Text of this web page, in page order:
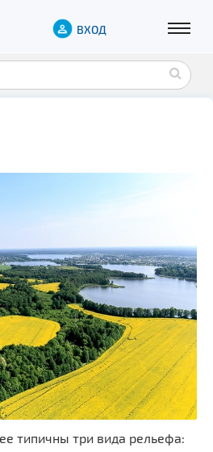
ВХОД
типичны три вида рельефа: